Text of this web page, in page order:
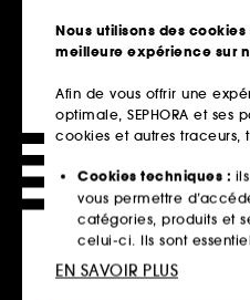
2 contenances disponibles
Ajouter au panier
Nous utilisons des
meilleure expérience sur
Afin de vous offrir une
optimale, SEPHORA et ses
cookies et autres traceurs,
Cookies techniques :
vous permettre
catégories, produits et
celui-ci. Ils sont
technique du site et ne
EN SAVOIR PLUS